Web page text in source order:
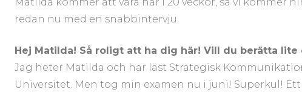
Matilda kommer att vara här i 20 veckor, så vi kommer
redan nu med en snabbintervju.
Hej Matilda! Så roligt att ha dig här! Vill du berätta lite
Jag heter Matilda och har läst Strategisk
Universitet. Men tog min examen nu i juni! Superkul!